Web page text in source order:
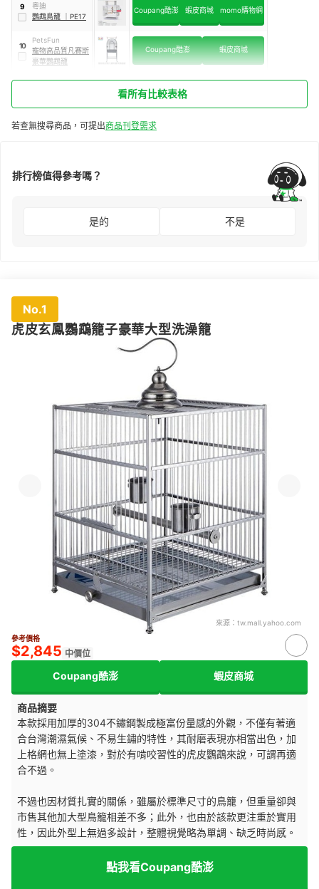
9
粵迪
鸚鵡鳥籠
PE17
Coupang酷澎 蝦皮商城 momo購物網
10
PetsFun
寵物高品質凡賽斯
豪華鸚鵡籠
Coupang酷澎 蝦皮商城
看所有比較表格
若查無搜尋商品，可提出商品刊登需求
排行榜值得參考嗎？
是的 不是
No.1
虎皮玄鳳鸚鵡籠子豪華大型洗澡籠
來源： tw.mall.yahoo.com
參考價格
$2,845 中價位
Coupang酷澎 蝦皮商城
商品摘要
本款採用加厚的304不鏽鋼製成極富份量感的外觀，不僅有著適
合台灣潮濕氣候、不易生鏽的特性，其耐磨表現亦相當出色，加
上格網也無上塗漆，對於有啃咬習性的虎皮鸚鵡來說，可謂再適
合不過。
不過也因材質扎實的關係，雖屬於標準尺寸的鳥籠，但重量卻與
市售其他加大型鳥籠相差不多；此外，也由於該款更注重於實用
性，因此外型上無過多設計，整體視覺略為單調、缺乏時尚感。
點我看Coupang酷澎